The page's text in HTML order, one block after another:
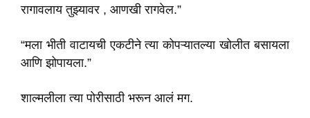
रागावलाय तुझ्यावर , आणखी रागवेल.”
“मला भीती वाटायची एकटीने त्या कोपऱ्यातल्या खोलीत बसायला
आणि झोपायला.”
शाल्मलीला त्या पोरीसाठी भरून आलं मग.